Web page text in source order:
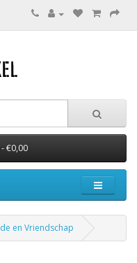
€0,00
en Vriendschap